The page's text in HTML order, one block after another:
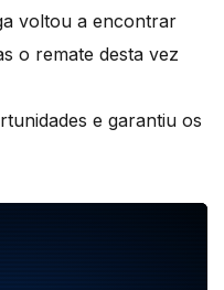
voltou a encontrar
o remate desta vez
e garantiu os